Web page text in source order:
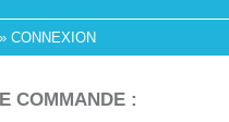
»CONNEXION
COMMANDE :